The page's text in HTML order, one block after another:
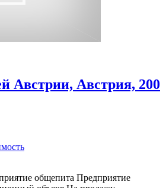
Австрии, Австрия, 200
общепита Предприятие